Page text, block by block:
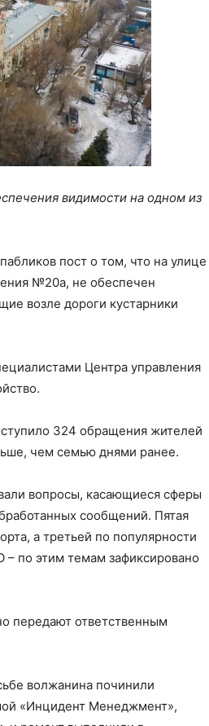
видимости на одном из
пост о том, что на улице
№20а, не обеспечен
возле дороги кустарники
Центра управления
324 обращения жителей
чем семью днями ранее.
вопросы, касающиеся сферы
сообщений. Пятая
а третьей по популярности
по этим темам зафиксировано
передают ответственным
волжанина починили
«Инцидент Менеджмент»,